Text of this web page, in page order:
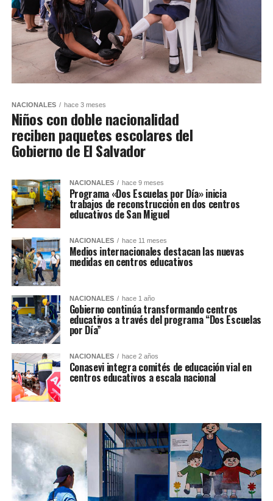
NACIONALES hace 3 meses
Niños con doble nacionalidad
reciben paquetes escolares del
Gobierno de El Salvador
NACIONALES hace 9 meses
Programa «Dos Escuelas por Día» inicia
trabajos de reconstrucción en dos centros
educativos de San Miguel
NACIONALES hace 11 meses
Medios internacionales destacan las nuevas
medidas en centros educativos
NACIONALES hace 1 año
Gobierno continúa transformando centros
educativos a través del programa “Dos Escuelas
por Día”
NACIONALES hace 2 años
Conasevi integra comités de educación vial en
centros educativos a escala nacional